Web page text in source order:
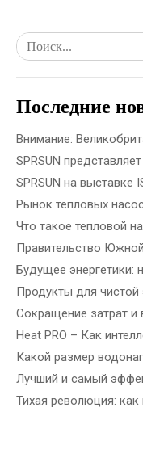
Последние
Что такое тепловой